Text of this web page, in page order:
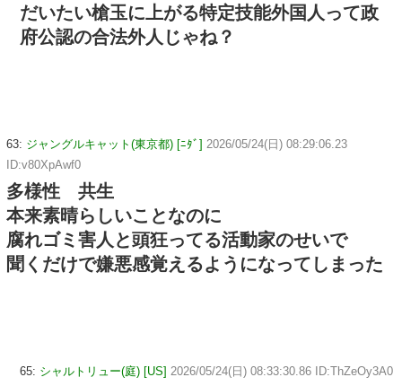
だいたい槍玉に上がる特定技能外国人って政
府公認の合法外人じゃね？
63: ジャングルキャット(東京都) [ﾆﾀﾞ] 2026/05/24(日) 08:29:06.23
ID:v80XpAwf0
多様性 共生
本来素晴らしいことなのに
腐れゴミ害人と頭狂ってる活動家のせいで
聞くだけで嫌悪感覚えるようになってしまった
65: シャルトリュー(庭) [US] 2026/05/24(日) 08:33:30.86 ID:ThZeOy3A0